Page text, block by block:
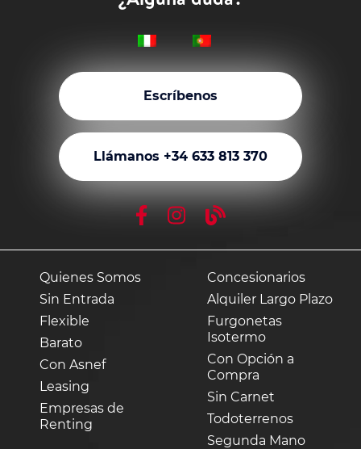
Escríbenos
Llámanos +34 633 813 370
Quienes Somos
Sin Entrada
Flexible
Barato
Con Asnef
Leasing
Empresas de
Renting
Concesionarios
Alquiler Largo Plazo
Furgonetas
Isotermo
Con Opción a
Compra
Sin Carnet
Todoterrenos
Segunda Mano